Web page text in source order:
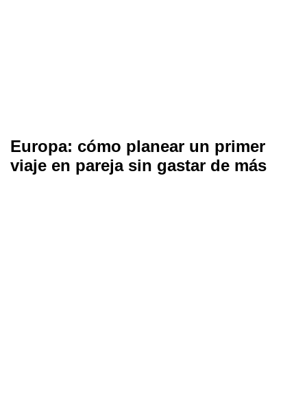
Europa: cómo planear un primer
viaje en pareja sin gastar de más